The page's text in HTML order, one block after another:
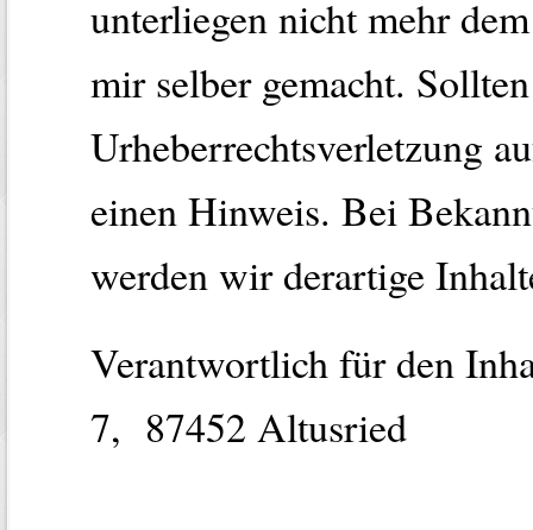
unterliegen nicht mehr
mir selber gemacht.
Urheberrechtsverletzung
einen Hinweis. Bei
werden wir derartige
Verantwortlich für den
7, 87452 Altusried